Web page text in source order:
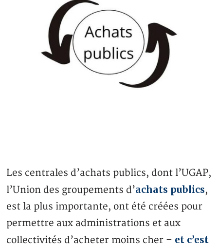
Les centrales d’achats publics, dont l’UGAP,
l’Union des groupements d’achats publics,
est la plus importante, ont été créées pour
permettre aux administrations et aux
collectivités d’acheter moins cher – et c’est